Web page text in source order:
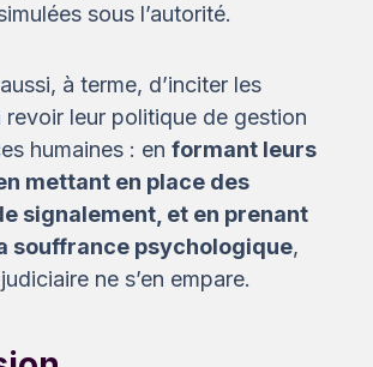
sous l’autorité.
à terme, d’inciter les
revoir leur politique de gestion
humaines : en formant leurs
mettant en place des
signalement, et en prenant
souffrance psychologique,
ne s’en empare.